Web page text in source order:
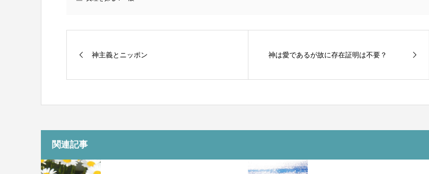
神主義とニッポン 神は愛であるが故に存在証明は不要？
関連記事